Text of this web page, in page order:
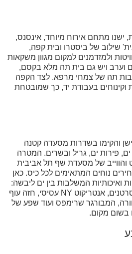
ישנו מתחם אירוח מיוחד, אינסנס,
שילוב של ביסטרו ובית קפה,
ולמזדמנים למקום מגוון משקאות
וערב ויש גם בית תה מלא בקסם,
תה של צמחי מרפא. לצד הקפה
וקינוחים בעבודת יד, כך שמובטחת
ישן והקימו בשדרות מסעדה קטנה
פירות ים, גריל ובשרים. המטרה
והווייב של מסעדת שף תל אביבית
נוחים המתאימים לכל כיס. כאן
ואיכותיות המשלבות בין ים ליבשה:
אנטריקוט שרימפס בציר סרטנים, אנטריקוט NY עסיסי, חזה עוף
המבורגר שרימפס ועוד שפע של
בשום מקום.